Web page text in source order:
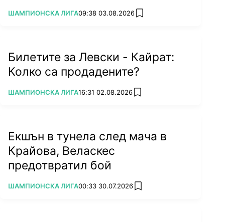
ПОВЕЧЕ ОТ
ШАМПИОНСКА ЛИГА09:38 03.08.2026 add favorites
Билетите за Левски - Кайрат:
Колко са продадените?
ПОВЕЧЕ ОТ
ШАМПИОНСКА ЛИГА16:31 02.08.2026 add favorites
Екшън в тунела след мача в
Крайова, Веласкес
предотвратил бой
ПОВЕЧЕ ОТ
ШАМПИОНСКА ЛИГА00:33 30.07.2026 add favorites